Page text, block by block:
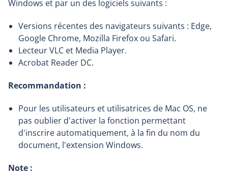
Windows et par un des logiciels suivants :
Versions récentes des navigateurs suivants : Edge,
Google Chrome, Mozilla Firefox ou Safari.
Lecteur VLC et Media Player.
Acrobat Reader DC.
Recommandation :
Pour les utilisateurs et utilisatrices de Mac OS, ne
pas oublier d'activer la fonction permettant
d'inscrire automatiquement, à la fin du nom du
document, l'extension Windows.
Note :